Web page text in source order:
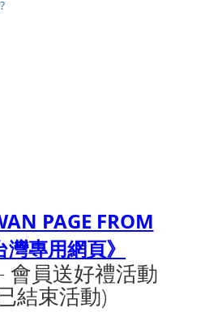
PAGE FROM
灣專用網頁》
會員送好禮活動
結束活動)